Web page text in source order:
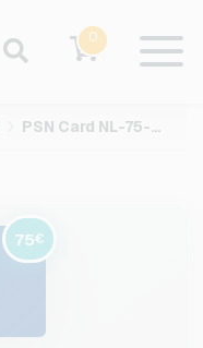
0
PSN Card NL-75-EUR
75€